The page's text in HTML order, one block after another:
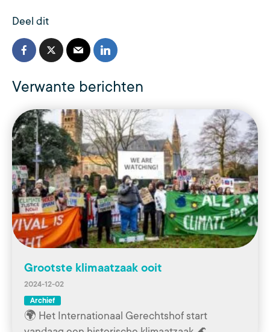
Deel dit
Verwante berichten
Grootste klimaatzaak ooit
2024-12-02
Archief
🌍 Het Internationaal Gerechtshof start